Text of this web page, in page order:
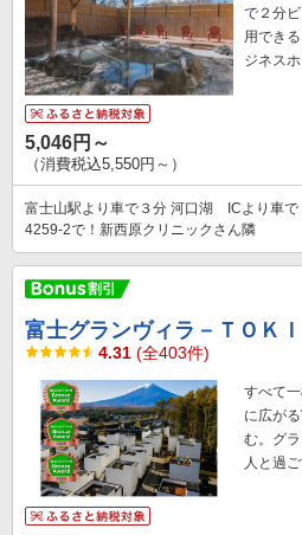
で２分
用でき
ジネスホ
5,046円～
（消費税込5,550円～）
富士山駅より車で３分 河口湖 ICより車
4259-2で！新西原クリニックさん隣
富士グランヴィラ－ＴＯＫＩ
4.31 (全403件)
すべて
に広が
む。グ
人と過ご